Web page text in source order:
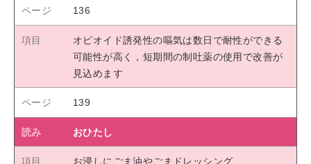
136
オピオイド誘発性の嘔気は数日で耐性ができる
可能性が高く，短期間の制吐薬の使用で改善が
見込めます
139
おひたし
お浸しにごま油やごまドレッシング